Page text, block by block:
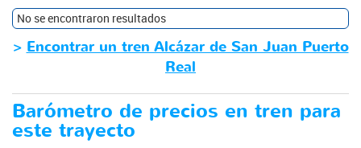
No se encontraron resultados
>Encontrar un tren Alcázar de San Juan Puerto
Real
Barómetro de precios en tren para
este trayecto